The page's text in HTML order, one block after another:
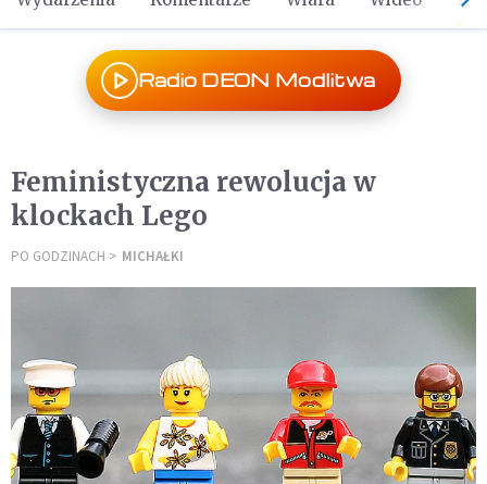
Radio DEON Modlitwa
Feministyczna rewolucja w
klockach Lego
PO GODZINACH MICHAŁKI